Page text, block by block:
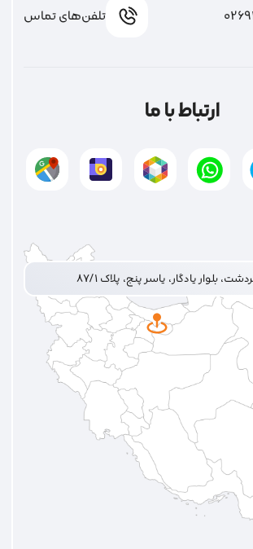
تلفن‌های تماس
ارتباط با ما
بلوار یادگار، یاسر پنج، پلاک ۸۷/۱